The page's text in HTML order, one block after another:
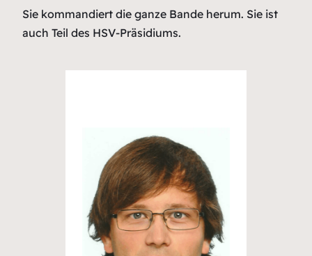
Sie kommandiert die ganze Bande herum. Sie ist
auch Teil des HSV-Präsidiums.